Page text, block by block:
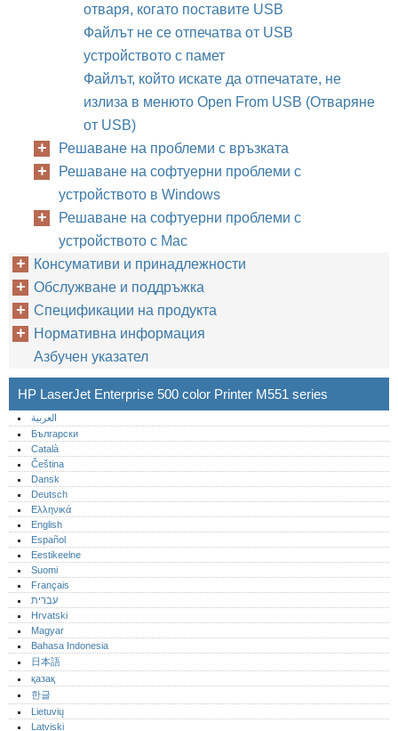
отваря, когато поставите USB
Файлът не се отпечатва от USB
устройството с памет
Файлът, който искате да отпечатате, не
излиза в менюто Open From USB (Отваряне
от USB)
Решаване на проблеми с връзката
Решаване на софтуерни проблеми с
устройството в Windows
Решаване на софтуерни проблеми с
устройството с Mac
Консумативи и принадлежности
Обслужване и поддръжка
Спецификации на продукта
Нормативна информация
Азбучен указател
HP LaserJet Enterprise 500 color Printer M551 series
العربية
Български
Català
Čeština
Dansk
Deutsch
Ελληνικά
English
Español
Eestikeelne
Suomi
Français
עברית
Hrvatski
Magyar
Bahasa Indonesia
日本語
қазақ
한글
Lietuvių
Latviski